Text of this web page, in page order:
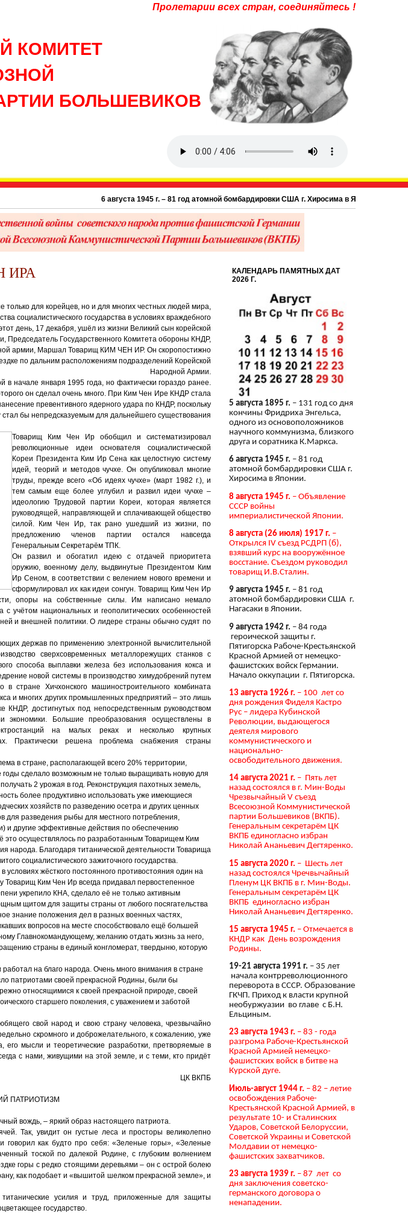
Пролетарии всех стран, соединяйтесь !
КОМИТЕТ
БОЛЬШЕВИКОВ
6 августа 1945 г. – 81 год атомной бомбардировки США г. Хиросима в Японии.
ИРА
только для корейцев, но и для многих честных людей мира,
социалистического государства в условиях враждебного
день, 17 декабря, ушёл из жизни Великий сын корейской
Председатель Государственного Комитета обороны КНДР,
армии, Маршал Товарищ КИМ ЧЕН ИР. Он скоропостижно
по дальним расположениям подразделений Корейской
Народной Армии.
начале января 1995 года, но фактически гораздо ранее.
он сделал очень много. При Ким Чен Ире КНДР стала
превентивного ядерного удара по КНДР, поскольку
бы непредсказуемым для дальнейшего существования
Товарищ Ким Чен Ир обобщил и систематизировал
революционные идеи основателя социалистической
Кореи Президента Ким Ир Сена как целостную систему
идей, теорий и методов чучхе. Он опубликовал многие
труды, прежде всего «Об идеях чучхе» (март 1982 г.), и
тем самым еще более углубил и развил идеи чучхе –
идеологию Трудовой партии Кореи, которая является
руководящей, направляющей и сплачивающей общество
силой. Ким Чен Ир, так рано ушедший из жизни, по
предложению членов партии остался навсегда
Генеральным Секретарём ТПК.
Он развил и обогатил идею с отдачей приоритета
оружию, военному делу, вы­двинутые Президентом Ким
Ир Сеном, в соответствии с велением нового времени и
сформулировал их как идеи сонгун. Товарищ Ким Чен Ир
опоры на собственные силы. Им написано немало
учётом национальных и геополитических особенностей
и внешней политики. О лидере страны обычно судят по
держав по применению электронной вычислительной
сверхсовременных метал­лорежущих станков с
способа выплавки железа без использования кокса и
новой системы в производство химудобрений путем
в стране Хичхонского машиностроительного комбината
и многих других промышленных пред­приятий – это лишь
достигнутых под непосредственным руководством
Большие преобразования осуществлены в
на малых реках и несколько крупных
Практически решена проблема снабжения страны
в стране, располагающей всего 20% территории,
сделало возможным не только выращивать новую для
2 урожая в год. Реконструкция пахотных земель,
более продуктивно использовать уже имеющиеся
хозяйств по разведению осетра и других ценных
для разведения рыбы для местного потребления,
и другие эффективные действия по обеспечению
это осуществлялось по разработанным Товарищем Ким
народа. Благодаря титанической деятельности Товарища
социалистического зажиточного государства.
жёсткого постоянного противостояния один на
Ким Чен Ир всегда придавал первостепенное
укрепило КНА, сделало её не только активным
щитом для защиты страны от любого посягательства
знание положения дел в разных военных частях,
вопросов на месте способствовало ещё большей
Главнокомандующему, желанию отдать жизнь за него,
страны в единый конгломерат, твердыню, которую
на благо народа. Очень много внимания в стране
патриотами своей прекрасной Родины, были бы
относящимися к своей прекрасной природе, своей
старшего поколения, с уважением и заботой
свой народ и свою страну человека, чрезвычайно
скромного и доброжелательного, к сожалению, уже
его мысли и теоретические разработки, претворяемые в
с нами, живущими на этой земле, и с теми, кто придёт
ЦК ВКПБ
ПАТРИОТИЗМ
вождь, – яркий образ настоящего патриота.
Так, увидит он густые леса и просторы великолепно
говорил как будто про себя: «Зеленые горы», «Зеленые
тоской по далекой Родине, с глубоким волнением
горы с редко стоящими деревьями – он с острой болею
как подобает и «вышитой шелком прекрасной земле», и
усилия и труд, приложенные для защиты
государство.
КАЛЕНДАРЬ ПАМЯТНЫХ ДАТ
2026 Г.
5 августа 1895 г. – 131 год со дня
кончины Фридриха Энгельса,
одного из основоположников
научного коммунизма, близкого
друга и соратника К.Маркса.
6 августа 1945 г. – 81 год
атомной бомбардировки США г.
Хиросима в Японии.
8 августа 1945 г. – Объявление
СССР войны
империалистической Японии.
8 августа (26 июля) 1917 г. –
Открылся IV съезд РСДРП (б),
взявший курс на вооружённое
восстание. Съездом руководил
товарищ И.В.Сталин.
9 августа 1945 г. – 81 год
атомной бомбардировки США г.
Нагасаки в Японии.
9 августа 1942 г. – 84 года
героической защиты г.
Пятигорска Рабоче-Крестьянской
Красной Армией от немецко-
фашистских войск Германии.
Начало оккупации г. Пятигорска.
13 августа 1926 г. – 100 лет со
дня рождения Фиделя Кастро
Рус – лидера Кубинской
Революции, выдающегося
деятеля мирового
коммунистического и
национально-
освободительного движения.
14 августа 2021 г. – Пять лет
назад состоялся в г. Мин-Воды
Чрезвычайный V съезд
Всесоюзной Коммунистической
партии Большевиков (ВКПБ).
Генеральным секретарём ЦК
ВКПБ единогласно избран
Николай Ананьевич Дегтяренко.
15 августа 2020 г. – Шесть лет
назад состоялся Чречвычайный
Пленум ЦК ВКПБ в г. Мин-Воды.
Генеральным секретарём ЦК
ВКПБ единогласно избран
Николай Ананьевич Дегтяренко.
15 августа 1945 г. – Отмечается в
КНДР как День возрождения
Родины.
19-21 августа 1991 г. – 35 лет
начала контрреволюционного
переворота в СССР. Образование
ГКЧП. Приход к власти крупной
необуржуазии во главе с Б.Н.
Ельциным.
23 августа 1943 г. – 83 - года
разгрома Рабоче-Крестьянской
Красной Армией немецко-
фашистских войск в битве на
Курской дуге.
Июль-август 1944 г. – 82 – летие
освобождения Рабоче-
Крестьянской Красной Армией, в
результате 10- и Сталинских
Ударов, Советской Белоруссии,
Советской Украины и Советской
Молдавии от немецко-
фашистских захватчиков.
23 августа 1939 г. – 87 лет со
дня заключения советско-
германского договора о
ненападении.